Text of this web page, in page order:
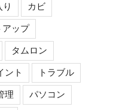
り カビ
アップ
タムロン
ント トラブル
理 パソコン